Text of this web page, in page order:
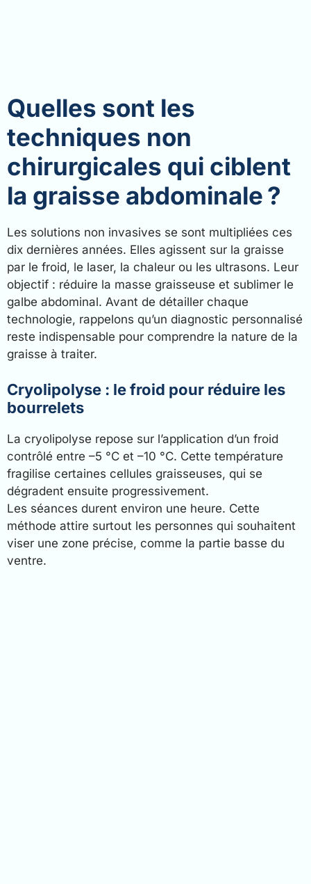
Quelles sont les
techniques non
chirurgicales qui ciblent
la graisse abdominale ?
Les solutions non invasives se sont multipliées ces
dix dernières années. Elles agissent sur la graisse
par le froid, le laser, la chaleur ou les ultrasons. Leur
objectif : réduire la masse graisseuse et sublimer le
galbe abdominal. Avant de détailler chaque
technologie, rappelons qu’un diagnostic personnalisé
reste indispensable pour comprendre la nature de la
graisse à traiter.
Cryolipolyse : le froid pour réduire les
bourrelets
La cryolipolyse repose sur l’application d’un froid
contrôlé entre –5 °C et –10 °C. Cette température
fragilise certaines cellules graisseuses, qui se
dégradent ensuite progressivement.
Les séances durent environ une heure. Cette
méthode attire surtout les personnes qui souhaitent
viser une zone précise, comme la partie basse du
ventre.